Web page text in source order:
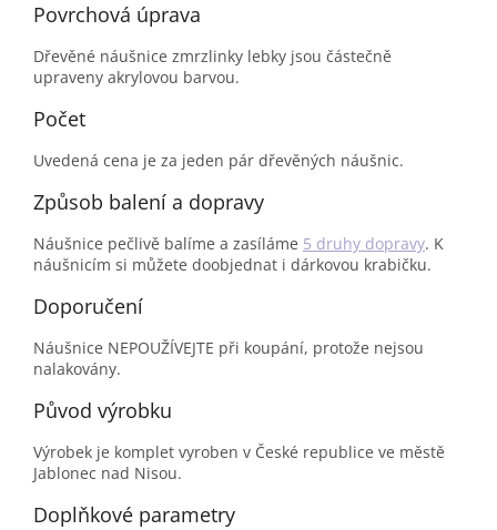
Povrchová úprava
Dřevěné náušnice zmrzlinky lebky jsou částečně
upraveny akrylovou barvou.
Počet
Uvedená cena je za jeden pár dřevěných náušnic.
Způsob balení a dopravy
Náušnice pečlivě balíme a zasíláme 5 druhy dopravy. K
náušnicím si můžete doobjednat i dárkovou krabičku.
Doporučení
Náušnice NEPOUŽÍVEJTE při koupání, protože nejsou
nalakovány.
Původ výrobku
Výrobek je komplet vyroben v České republice ve městě
Jablonec nad Nisou.
Doplňkové parametry